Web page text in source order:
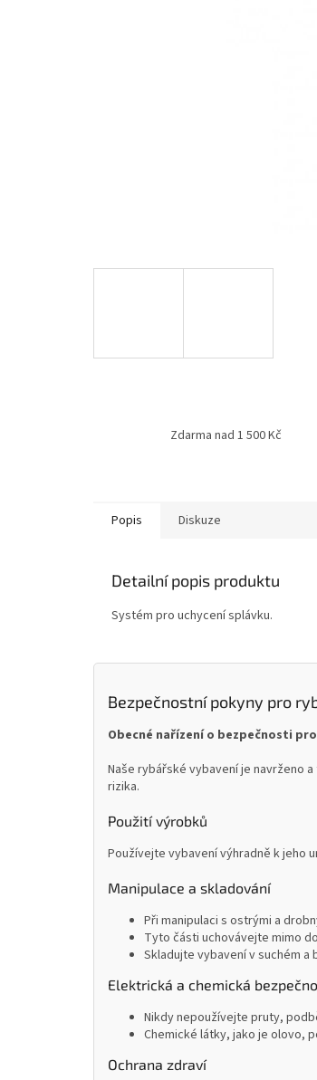
Zdarma nad 1 500 Kč
Popis Diskuze
Detailní popis produktu
Systém pro uchycení splávku.
Bezpečnostní pokyny pro
Obecné nařízení o bezpečnosti
Naše rybářské vybavení je navrženo
rizika.
Použití výrobků
Používejte vybavení výhradně k jeho
Manipulace a skladování
Při manipulaci s ostrými a
Tyto části uchovávejte mimo
Skladujte vybavení v suchém
Elektrická a chemická
Nikdy nepoužívejte pruty,
Chemické látky, jako je olovo,
Ochrana zdraví